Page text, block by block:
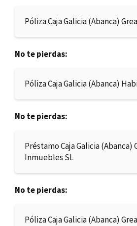
Póliza Caja Galicia (Abanca)
No te pierdas:
Póliza Caja Galicia (Abanca)
No te pierdas:
Préstamo Caja Galicia (Abanca)
Inmuebles SL
No te pierdas:
Póliza Caja Galicia (Abanca)